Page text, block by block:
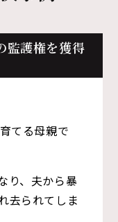
監護権を獲得
てる母親で
り、夫から暴
去られてしま